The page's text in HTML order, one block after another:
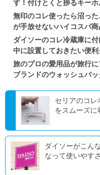
す！付けとくと捗るキー
無印のコレ使ったら沼っ
が手放せないハイコスパ商
ダイソーのコレ冷蔵庫に
中に設置しておきたい便
旅のプロの愛用品が旅行
ブランドのウォッシュバ
セリアのコレ
をスムーズに
ダイソーがこん
なって使いやす